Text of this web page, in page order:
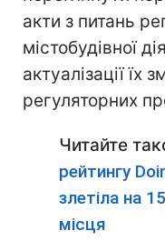
акти з питань
містобудівної
актуалізації їх
регуляторних
Читайте
рейтингу
злетіла на
місця